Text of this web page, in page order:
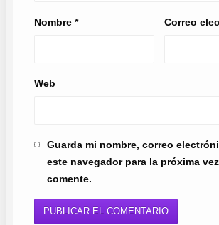
Nombre * Correo
Web
Guarda mi nombre, correo
este navegador para la próxima
comente.